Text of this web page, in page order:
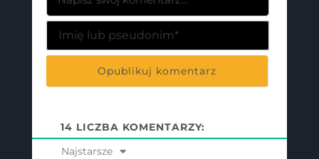
Imię
14 LICZBA KOMENTARZY:
Najstarsze